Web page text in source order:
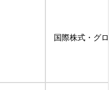
国際株式・グロ